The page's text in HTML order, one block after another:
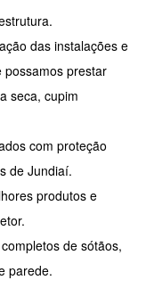
das instalações e
prestar
seca, cupim
com proteção
de Jundiaí.
produtos e
de sótãos,
parede.